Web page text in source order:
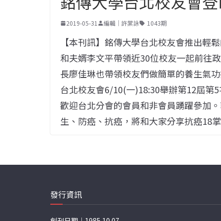
2019-05-31 編輯｜許棠詠 1043期
【本刊訊】銘傳大學台北校友會推出輕
和夫婿李文平帶領近30位校友一起前往
長廖佳琳也帶領校友們做簡單的養生氣
台北校友會6/10(一)18:30舉辦第12屆第
歡迎台北分會的會員和非會員踴躍參加
生、防癌、抗癌，將和大家分享抗癌18
發行資訊